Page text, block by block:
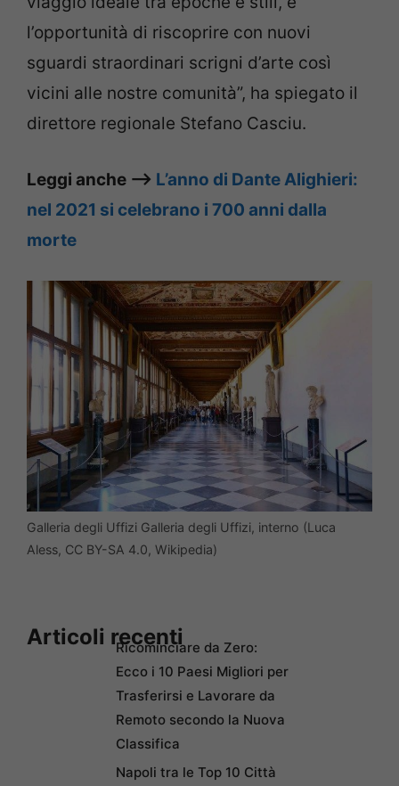
l’opportunità di riscoprire con nuovi
sguardi straordinari scrigni d’arte così
vicini alle nostre comunità”, ha spiegato il
direttore regionale Stefano Casciu.
Leggi anche –> L’anno di Dante Alighieri:
nel 2021 si celebrano i 700 anni dalla
morte
Galleria degli Uffizi Galleria degli Uffizi, interno (Luca
Aless, CC BY-SA 4.0, Wikipedia)
Articoli recentiRicominciare da Zero:
Ecco i 10 Paesi Migliori per
Trasferirsi e Lavorare da
Remoto secondo la Nuova
Classifica
Napoli tra le Top 10 Città